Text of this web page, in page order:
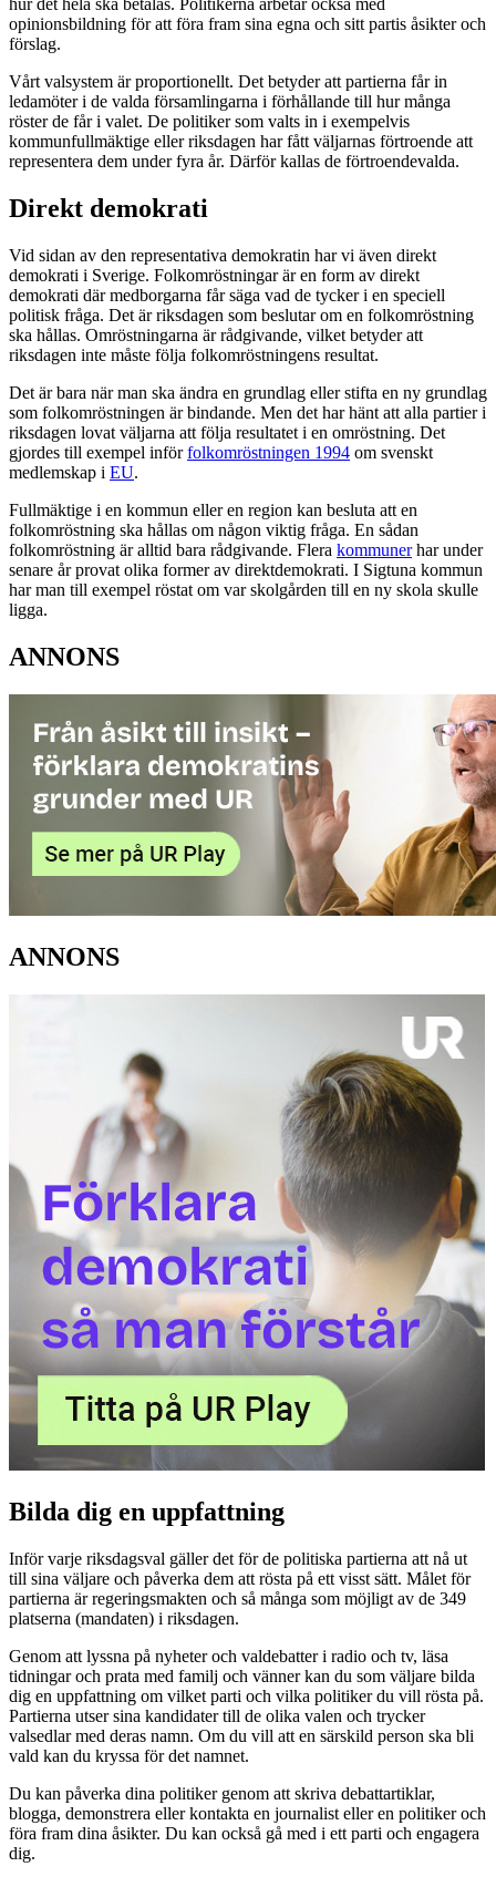
hur det hela ska betalas. Politikerna arbetar också med
opinionsbildning för att föra fram sina egna och sitt partis åsikter och
förslag.
Vårt valsystem är proportionellt. Det betyder att partierna får in
ledamöter i de valda församlingarna i förhållande till hur många
röster de får i valet. De politiker som valts in i exempelvis
kommunfullmäktige eller riksdagen har fått väljarnas förtroende att
representera dem under fyra år. Därför kallas de förtroendevalda.
Direkt demokrati
Vid sidan av den representativa demokratin har vi även direkt
demokrati i Sverige. Folkomröstningar är en form av direkt
demokrati där medborgarna får säga vad de tycker i en speciell
politisk fråga. Det är riksdagen som beslutar om en folkomröstning
ska hållas. Omröstningarna är rådgivande, vilket betyder att
riksdagen inte måste följa folkomröstningens resultat.
Det är bara när man ska ändra en grundlag eller stifta en ny grundlag
som folkomröstningen är bindande. Men det har hänt att alla partier i
riksdagen lovat väljarna att följa resultatet i en omröstning. Det
gjordes till exempel införfolkomröstningen 1994 om svenskt
medlemskap i EU.
Fullmäktige i en kommun eller en region kan besluta att en
folkomröstning ska hållas om någon viktig fråga. En sådan
folkomröstning är alltid bara rådgivande. Flera kommunerhar under
senare år provat olika former av direktdemokrati. I Sigtuna kommun
har man till exempel röstat om var skolgården till en ny skola skulle
ligga.
ANNONS
ANNONS
Bilda dig en uppfattning
Inför varje riksdagsval gäller det för de politiska partierna att nå ut
till sina väljare och påverka dem att rösta på ett visst sätt. Målet för
partierna är regeringsmakten och så många som möjligt av de 349
platserna (mandaten) i riksdagen.
Genom att lyssna på nyheter och valdebatter i radio och tv, läsa
tidningar och prata med familj och vänner kan du som väljare bilda
dig en uppfattning om vilket parti och vilka politiker du vill rösta på.
Partierna utser sina kandidater till de olika valen och trycker
valsedlar med deras namn. Om du vill att en särskild person ska bli
vald kan du kryssa för det namnet.
Du kan påverka dina politiker genom att skriva debattartiklar,
blogga, demonstrera eller kontakta en journalist eller en politiker och
föra fram dina åsikter. Du kan också gå med i ett parti och engagera
dig.